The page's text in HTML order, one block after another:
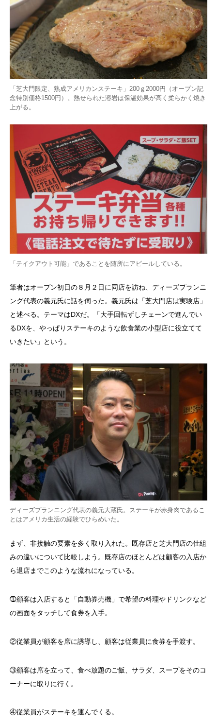
「芝大門限定、熟成アメリカンステーキ」200ｇ2000円（オープン記
念特別価格1500円）。熱せられた溶岩は保温効果が高く柔らかく焼き
上がる。
「テイクアウト可能」であることを随所にアピールしている。
筆者はオープン初日の８月２日に同店を訪ね、ディーズプランニ
ング代表の義元氏に話を伺った。義元氏は「芝大門店は実験店」
と述べる。テーマはDXだ。「大手回転ずしチェーンで進んでい
るDXを、やっぱりステーキのような飲食業の小型店に役立てて
いきたい」という。
ディーズプランニング代表の義元大蔵氏。ステーキが赤身肉であるこ
とはアメリカ生活の経験でひらめいた。
まず、非接触の要素を多く取り入れた。既存店と芝大門店の仕組
みの違いについて比較しよう。既存店のほとんどは顧客の入店か
ら退店までこのような流れになっている。
⓵顧客は入店すると「自動券売機」で希望の料理やドリンクなど
の画面をタッチして食券を入手。
②従業員が顧客を席に誘導し、顧客は従業員に食券を手渡す。
③顧客は席を立って、食べ放題のご飯、サラダ、スープをそのコ
ーナーに取りに行く。
④従業員がステーキを運んでくる。